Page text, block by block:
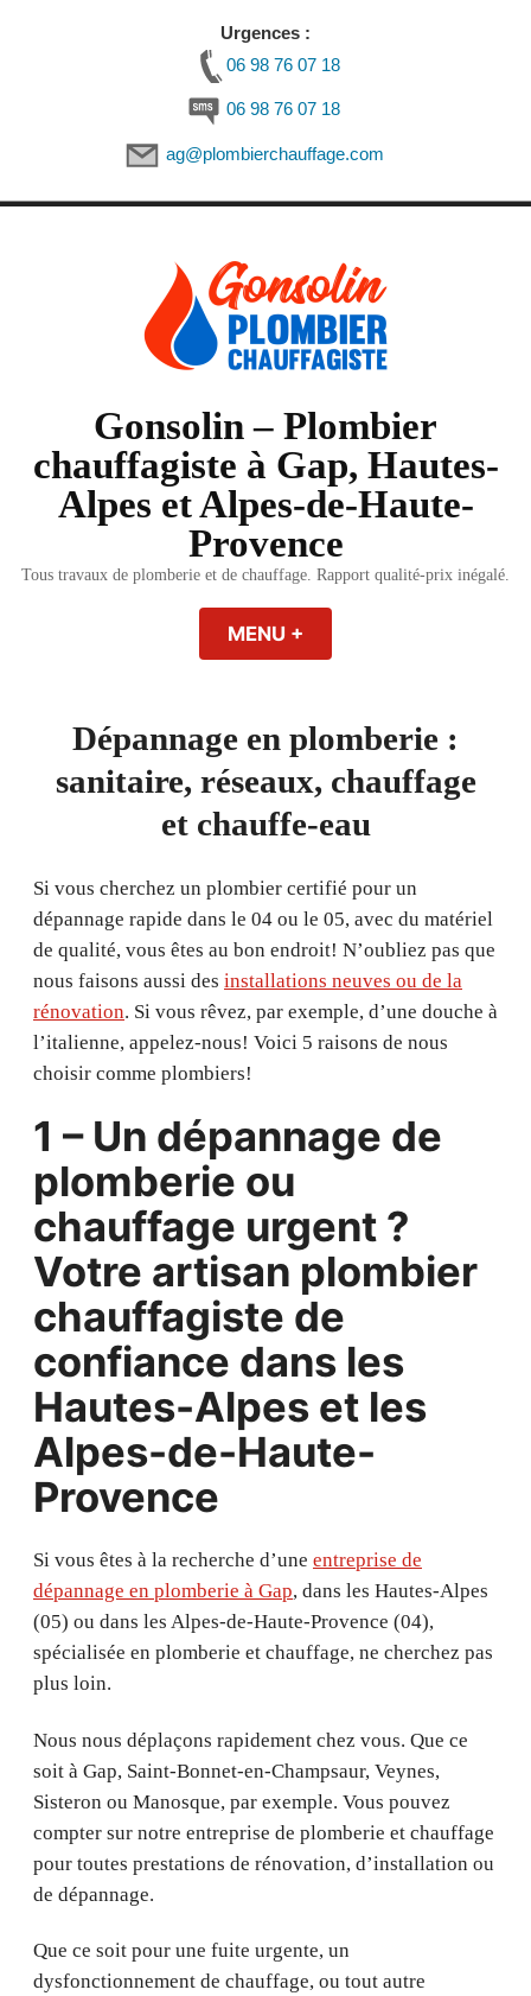
Urgences :
06 98 76 07 18
06 98 76 07 18
ag@plombierchauffage.com
Gonsolin – Plombier
chauffagiste à Gap, Hautes-
Alpes et Alpes-de-Haute-
Provence
Tous travaux de plomberie et de chauffage. Rapport qualité-prix inégalé.
MENU +
Dépannage en plomberie :
sanitaire, réseaux, chauffage
et chauffe-eau
Si vous cherchez un plombier certifié pour un
dépannage rapide dans le 04 ou le 05, avec du matériel
de qualité, vous êtes au bon endroit! N’oubliez pas que
nous faisons aussi des installations neuves ou de la
rénovation. Si vous rêvez, par exemple, d’une douche à
l’italienne, appelez-nous! Voici 5 raisons de nous
choisir comme plombiers!
1 – Un dépannage de
plomberie ou
chauffage urgent ?
Votre artisan plombier
chauffagiste de
confiance dans les
Hautes-Alpes et les
Alpes-de-Haute-
Provence
Si vous êtes à la recherche d’une entreprise de
dépannage en plomberie à Gap, dans les Hautes-Alpes
(05) ou dans les Alpes-de-Haute-Provence (04),
spécialisée en plomberie et chauffage, ne cherchez pas
plus loin.
Nous nous déplaçons rapidement chez vous. Que ce
soit à Gap, Saint-Bonnet-en-Champsaur, Veynes,
Sisteron ou Manosque, par exemple. Vous pouvez
compter sur notre entreprise de plomberie et chauffage
pour toutes prestations de rénovation, d’installation ou
de dépannage.
Que ce soit pour une fuite urgente, un
dysfonctionnement de chauffage, ou tout autre